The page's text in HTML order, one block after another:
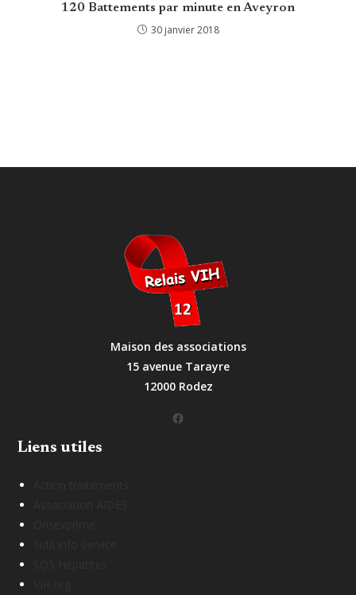
120 Battements par minute en Aveyron
30 janvier 2018
Maison des associations
15 avenue Tarayre
12000 Rodez
Facebook
Liens utiles